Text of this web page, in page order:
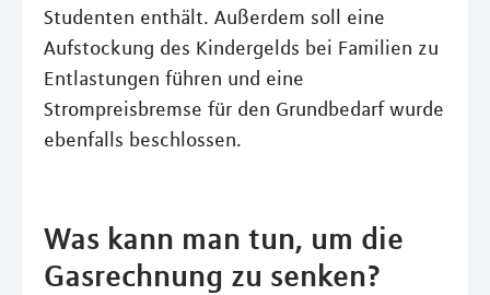
Studenten enthält. Außerdem soll eine
Aufstockung des Kindergelds bei Familien zu
Entlastungen führen und eine
Strompreisbremse für den Grundbedarf wurde
ebenfalls beschlossen.
Was kann man tun, um die
Gasrechnung zu senken?